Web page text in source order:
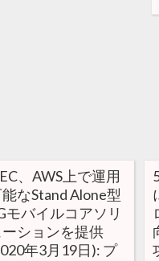
、AWS上で運用
なStand Alone型
モバイルコアソリ
ーションを提供
年3月19日): プ